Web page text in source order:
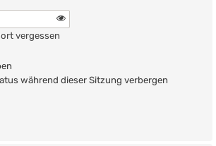
vergessen
während dieser Sitzung verbergen